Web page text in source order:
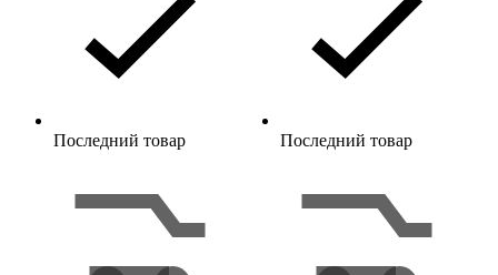
Последний товар Последний товар